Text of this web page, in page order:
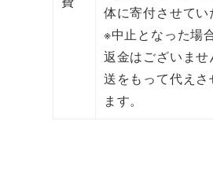
体に寄付させてい
※中止となった場
返金はございま
送をもって代えさ
ます。